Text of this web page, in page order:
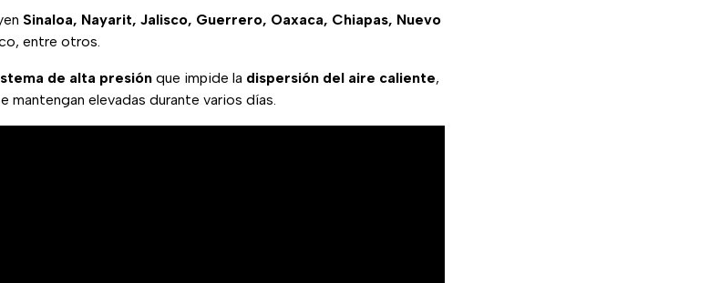
Sinaloa, Nayarit, Jalisco, Guerrero, Oaxaca, Chiapas, Nuevo
entre otros.
de alta presión que impide la dispersión del aire caliente,
mantengan elevadas durante varios días.